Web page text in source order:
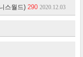
스월드) 290 2020.12.03